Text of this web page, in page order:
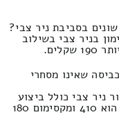
בסביבת ניר צבי?
בניר צבי בשילוב
שאינו מסחרי
ניר צבי כולל ביצוע
התקנות העברה של מכונה לייבוש העלות הוא 410 ומקסימום 180